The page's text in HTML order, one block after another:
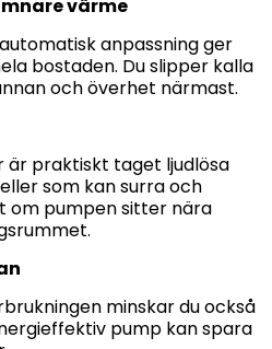
värme
anpassning ger
bostaden. Du slipper kalla
och överhet närmast.
är praktiskt taget ljudlösa
som kan surra och
om pumpen sitter nära
minskar du också
pump kan spara